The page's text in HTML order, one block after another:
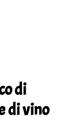
di
di vino